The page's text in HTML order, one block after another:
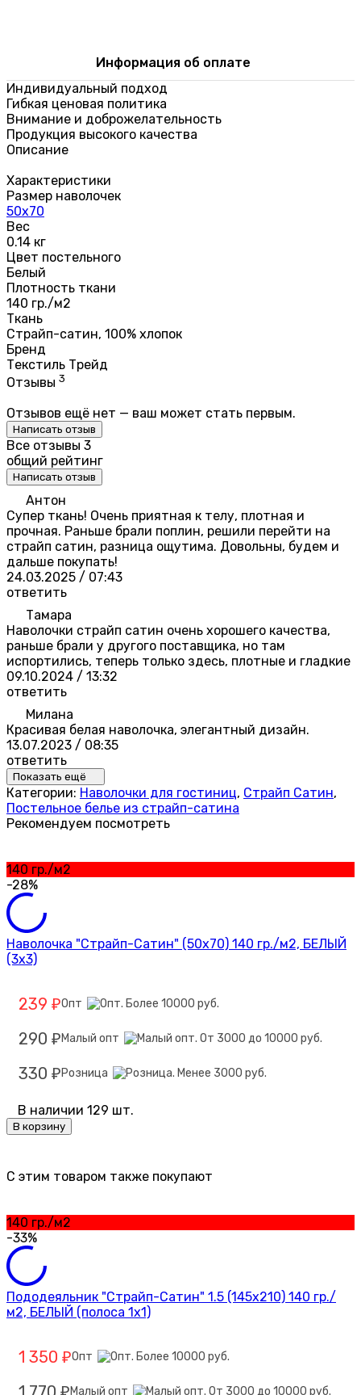
Информация об оплате
Индивидуальный подход
Гибкая ценовая политика
Внимание и доброжелательность
Продукция высокого качества
Описание
Характеристики
Размер наволочек
50х70
Вес
0.14 кг
Цвет постельного
Белый
Плотность ткани
140 гр./м2
Ткань
Страйп-сатин, 100% хлопок
Бренд
Текстиль Трейд
Отзывы 3
Отзывов ещё нет — ваш может стать первым.
Написать отзыв
Все отзывы 3
общий рейтинг
Написать отзыв
Антон
Супер ткань! Очень приятная к телу, плотная и
прочная. Раньше брали поплин, решили перейти на
страйп сатин, разница ощутима. Довольны, будем и
дальше покупать!
24.03.2025 / 07:43
ответить
Тамара
Наволочки страйп сатин очень хорошего качества,
раньше брали у другого поставщика, но там
испортились, теперь только здесь, плотные и гладкие
09.10.2024 / 13:32
ответить
Милана
Красивая белая наволочка, элегантный дизайн.
13.07.2023 / 08:35
ответить
Показать ещё
Категории: Наволочки для гостиниц, Страйп Сатин,
Постельное белье из страйп-сатина
Рекомендуем посмотреть
140 гр./м2
-28%
Наволочка "Страйп-Сатин" (50х70) 140 гр./м2, БЕЛЫЙ
(3х3)
239 ₽Опт
290 ₽ Малый опт
330 ₽ Розница
В наличии 129 шт.
В корзину
C этим товаром также покупают
140 гр./м2
-33%
Пододеяльник "Страйп-Сатин" 1.5 (145х210) 140 гр./
м2, БЕЛЫЙ (полоса 1х1)
1 350 ₽Опт
₽ Малый опт